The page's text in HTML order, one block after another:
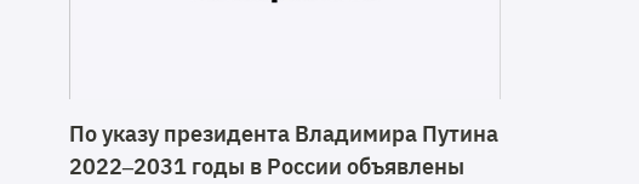
По указу президента Владимира Путина
2022–2031 годы в России объявлены